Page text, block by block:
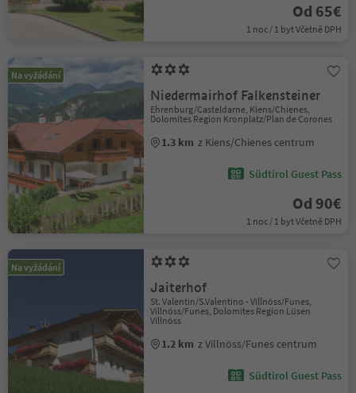
Od 65€
1 noc / 1 byt Včetně DPH
Na vyžádání
Niedermairhof Falkensteiner
Ehrenburg/Casteldarne, Kiens/Chienes,
Dolomites Region Kronplatz/Plan de Corones
1.3 km z Kiens/Chienes centrum
Südtirol Guest Pass
Od 90€
1 noc / 1 byt Včetně DPH
Na vyžádání
Jaiterhof
St. Valentin/S.Valentino - Villnöss/Funes,
Villnöss/Funes, Dolomites Region Lüsen
Villnöss
1.2 km z Villnöss/Funes centrum
Südtirol Guest Pass